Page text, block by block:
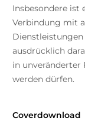
Insbesondere ist
Verbindung mit
Dienstleistungen
ausdrücklich
in
werden dürfen.
Coverdownload